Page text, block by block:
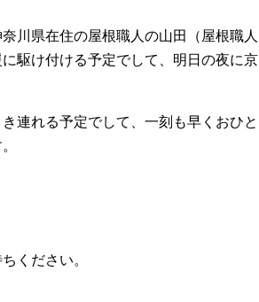
川県在住の屋根職人の山田（屋根職人
駆け付ける予定でして、明日の夜に京
連れる予定でして、一刻も早くおひと
ください。